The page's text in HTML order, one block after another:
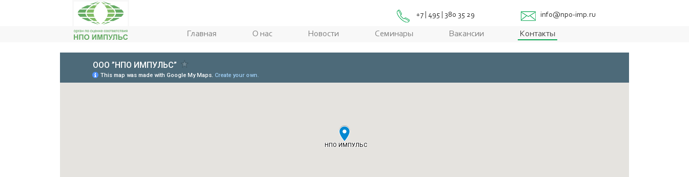
info@npo-imp.ru
+7 | 495 | 380 35 29
Главная О нас Новости Семинары Вакансии Контакты